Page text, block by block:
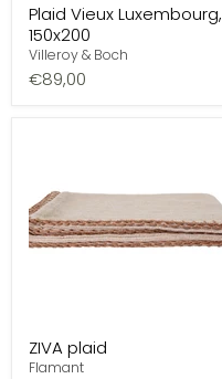
Plaid Vieux Luxembourg,
150x200
Villeroy & Boch
€89,00
ZIVA plaid
Flamant